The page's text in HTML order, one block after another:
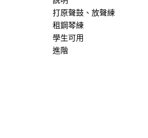
打原聲鼓、放聲練
租鋼琴練
學生可用
進階